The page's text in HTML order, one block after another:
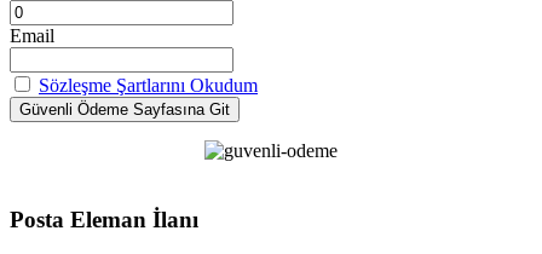
Email
Sözleşme Şartlarını Okudum
Posta Eleman İlanı